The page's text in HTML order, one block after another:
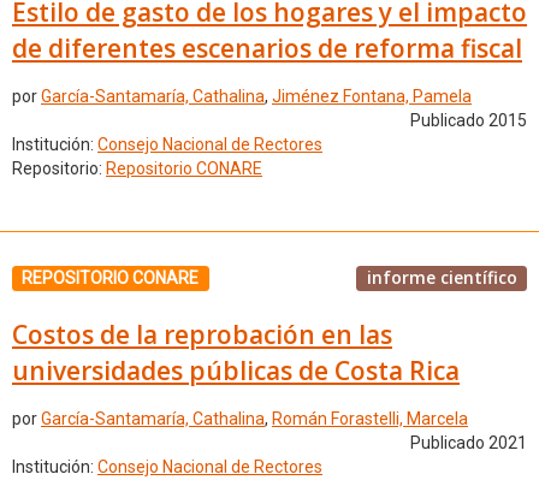
Estilo de gasto de los hogares y el impacto
de diferentes escenarios de reforma fiscal
porGarcía-Santamaría, Cathalina, Jiménez Fontana, Pamela
Publicado 2015
Institución: Consejo Nacional de Rectores
Repositorio: Repositorio CONARE
REPOSITORIO CONARE informe científico
Costos de la reprobación en las
universidades públicas de Costa Rica
porGarcía-Santamaría, Cathalina, Román Forastelli, Marcela
Publicado 2021
Institución: Consejo Nacional de Rectores